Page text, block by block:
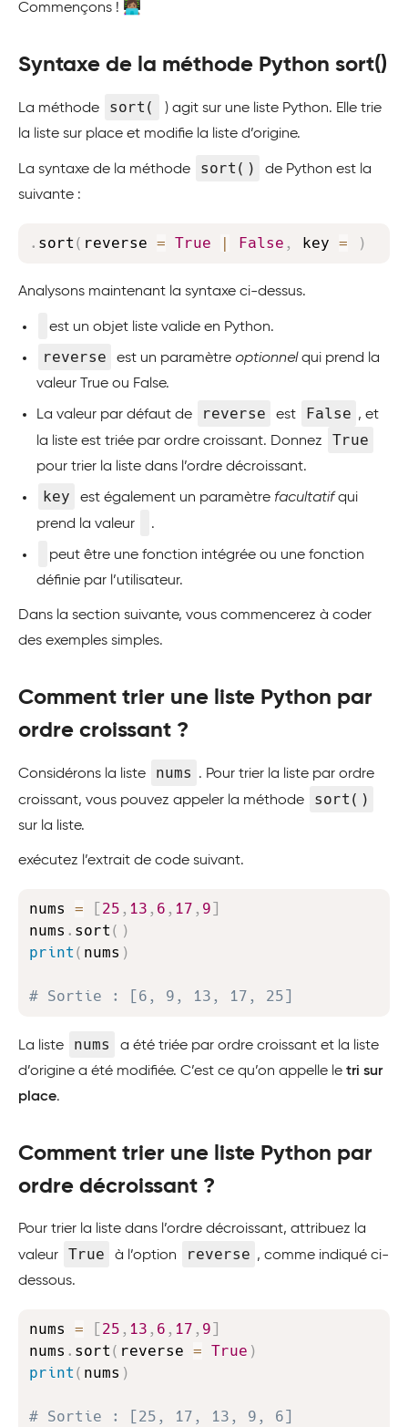
Commençons ! 👩🏽‍💻
Syntaxe de la méthode Python sort()
La méthode sort(
) agit sur une liste Python. Elle trie
la liste sur place et modifie la liste d’origine.
La syntaxe de la méthode sort()
de Python est la
suivante :
. sort ( reverse = True | False , key = )
Analysons maintenant la syntaxe ci-dessus.
est un objet liste valide en Python.
reverse est un paramètre optionnelqui prend la
valeur True ou False.
La valeur par défaut de reverse est False , et
la liste est triée par ordre croissant. Donnez
True
pour trier la liste dans l’ordre décroissant.
key est également un paramètre facultatifqui
prend la valeur
.
peut être une fonction intégrée ou une fonction
définie par l’utilisateur.
Dans la section suivante, vous commencerez à coder
des exemples simples.
Comment trier une liste Python par
ordre croissant ?
Considérons la liste nums
. Pour trier la liste par ordre
croissant, vous pouvez appeler la méthode
sort()
sur la liste.
exécutez l’extrait de code suivant.
nums = [25 , 13 , 6 , 17 , 9]
nums . sort ( )
print ( nums )
# Sortie : [6, 9, 13, 17, 25]
La liste nums
a été triée par ordre croissant et la liste
d’origine a été modifiée. C’est ce qu’on appelle le tri sur
place.
Comment trier une liste Python par
ordre décroissant ?
Pour trier la liste dans l’ordre décroissant, attribuez la
valeur
True à l’option reverse , comme indiqué ci-
dessous.
nums = [25 , 13 , 6 , 17 , 9]
nums . sort ( reverse = True )
print ( nums )
# Sortie : [25, 17, 13, 9, 6]